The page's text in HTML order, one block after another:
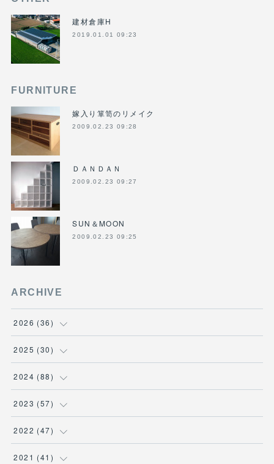
建材倉庫H
2019.01.01 09:23
FURNITURE
嫁入り箪笥のリメイク
2009.02.23 09:28
ＤＡＮＤＡＮ
2009.02.23 09:27
SUN＆MOON
2009.02.23 09:25
ARCHIVE
2026 (36)
(3)
(4)
(3)
(5)
2025 (30)
(6)
(4)
(3)
( 2 )
2024 (88)
(7)
(8)
( 9 )
2023 (57)
(7)
( 6 )
2022 (47)
(7 )
2021 (41 )